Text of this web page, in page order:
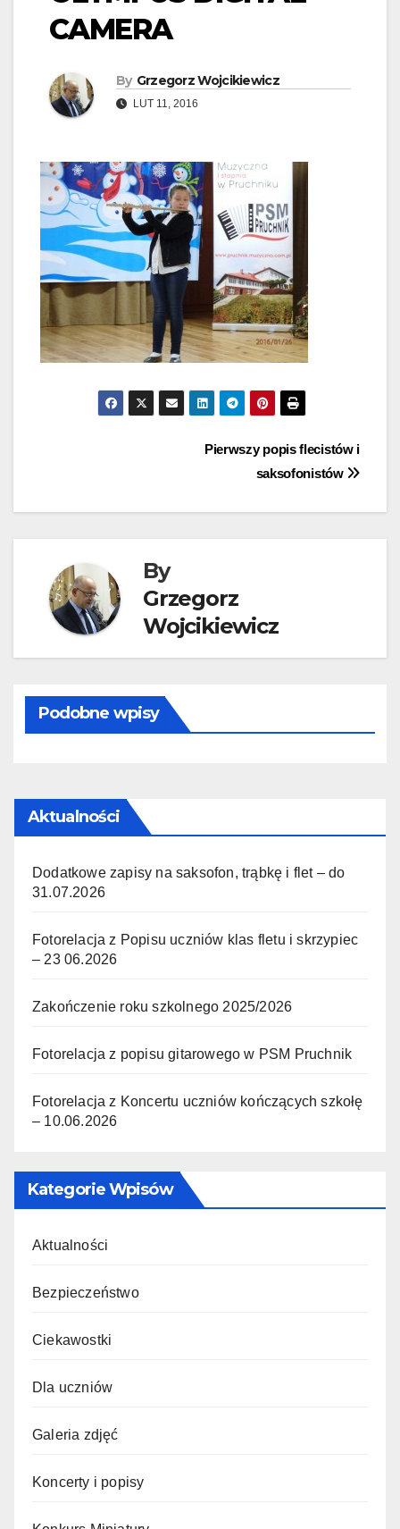
CAMERA
By Grzegorz Wojcikiewicz
LUT 11, 2016
Pierwszy popis flecistów i
saksofonistów
By
Grzegorz
Wojcikiewicz
Podobne wpisy
Aktualności
Dodatkowe zapisy na saksofon, trąbkę i flet – do
31.07.2026
Fotorelacja z Popisu uczniów klas fletu i skrzypiec
– 23 06.2026
Zakończenie roku szkolnego 2025/2026
Fotorelacja z popisu gitarowego w PSM Pruchnik
Fotorelacja z Koncertu uczniów kończących szkołę
– 10.06.2026
Kategorie Wpisów
Aktualności
Bezpieczeństwo
Ciekawostki
Dla uczniów
Galeria zdjęć
Koncerty i popisy